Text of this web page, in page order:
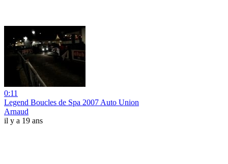
0:11
Legend Boucles de Spa 2007 Auto Union
Arnaud
il y a 19 ans